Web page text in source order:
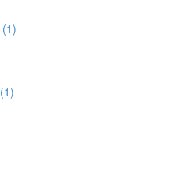
(1)
(1)